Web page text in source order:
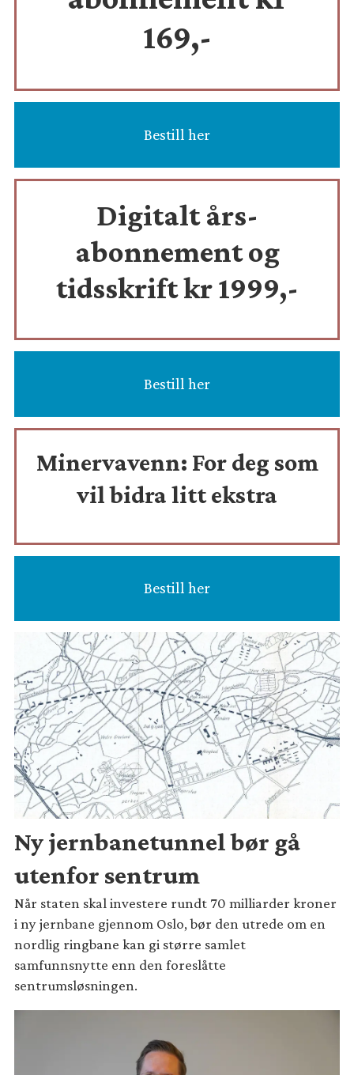
169,-
Bestill her
Digitalt års-
abonnement og
tidsskriftkr 1999,-
Bestill her
Minervavenn: For deg som
vil bidra litt ekstra
Bestill her
Ny jernbanetunnel bør gå
utenfor sentrum
Når staten skal investere rundt 70 milliarder kroner
i ny jernbane gjennom Oslo, bør den utrede om en
nordlig ringbane kan gi større samlet
samfunnsnytte enn den foreslåtte
sentrumsløsningen.